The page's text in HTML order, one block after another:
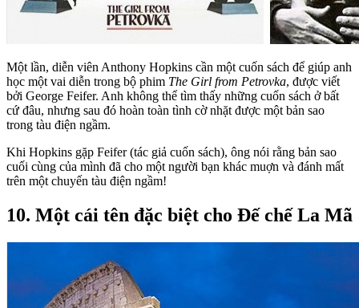
Một lần, diễn viên Anthony Hopkins cần một cuốn sách để giúp anh
học một vai diễn trong bộ phim The Girl from Petrovka, được viết
bởi George Feifer. Anh không thể tìm thấy những cuốn sách ở bất
cứ đâu, nhưng sau đó hoàn toàn tình cờ nhặt được một bản sao
trong tàu điện ngầm.
Khi Hopkins gặp Feifer (tác giả cuốn sách), ông nói rằng bản sao
cuối cùng của mình đã cho một người bạn khác muợn và đánh mất
trên một chuyến tàu điện ngầm!
10. Một cái tên đặc biệt cho Đế chế La Mã